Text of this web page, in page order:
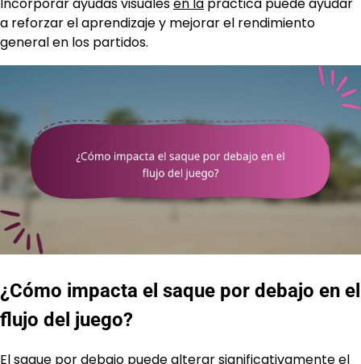
a reforzar el aprendizaje y mejorar el rendimiento
general en los partidos.
¿Cómo impacta el saque por debajo en el
flujo del juego?
El saque por debajo puede alterar significativamente el